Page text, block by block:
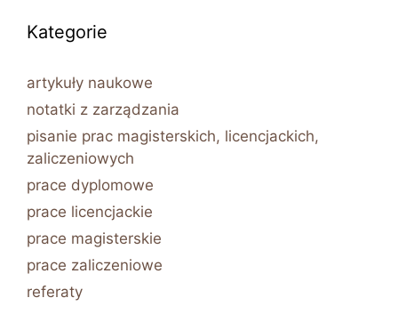
Kategorie
artykuły naukowe
notatki z zarządzania
pisanie prac magisterskich, licencjackich,
zaliczeniowych
prace dyplomowe
prace licencjackie
prace magisterskie
prace zaliczeniowe
referaty